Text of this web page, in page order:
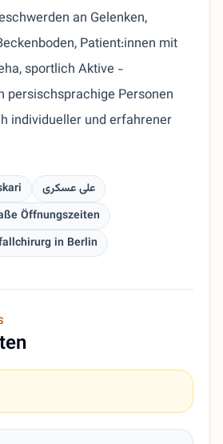
an Gelenken,
Patient:innen mit
sportlich Aktive -
persischsprachige Personen
individueller und erfahrener
علی عسکری
Öffnungszeiten
in Berlin